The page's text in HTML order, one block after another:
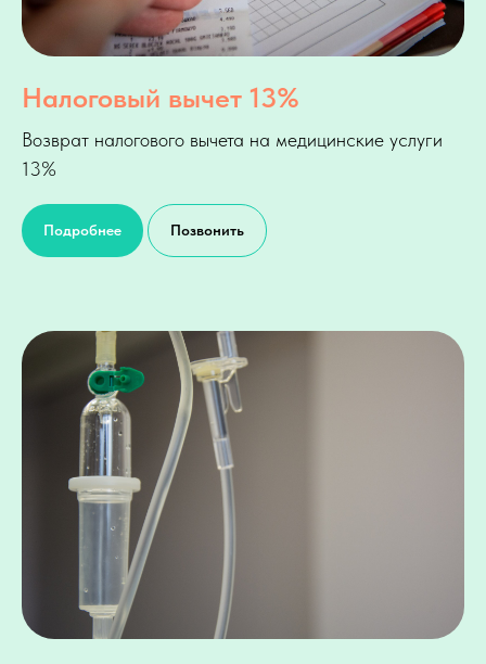
Налоговый вычет 13%
Возврат налогового вычета на медицинские услуги
13%
Подробнее Позвонить